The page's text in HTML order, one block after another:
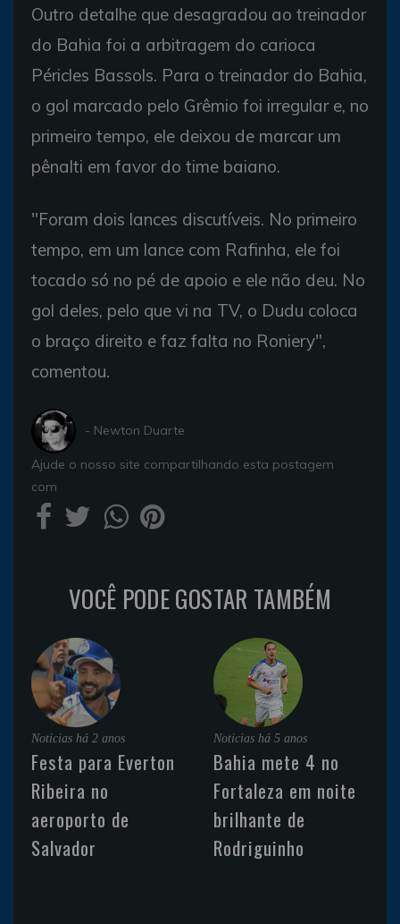
Outro detalhe que desagradou ao treinador
do Bahia foi a arbitragem do carioca
Péricles Bassols. Para o treinador do Bahia,
o gol marcado pelo Grêmio foi irregular e, no
primeiro tempo, ele deixou de marcar um
pênalti em favor do time baiano.
"Foram dois lances discutíveis. No primeiro
tempo, em um lance com Rafinha, ele foi
tocado só no pé de apoio e ele não deu. No
gol deles, pelo que vi na TV, o Dudu coloca
o braço direito e faz falta no Roniery",
comentou.
- Newton Duarte
Ajude o nosso site compartilhando esta postagem
com
VOCÊ PODE GOSTAR TAMBÉM
Noticias há 2 anos
Festa para Everton
Ribeira no
aeroporto de
Salvador
Noticias há 5 anos
Bahia mete 4 no
Fortaleza em noite
brilhante de
Rodriguinho